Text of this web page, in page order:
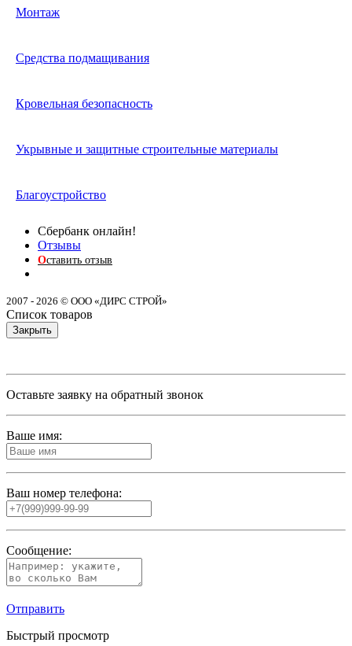
Монтаж
Средства подмащивания
Кровельная безопасность
Укрывные и защитные строительные материалы
Благоустройство
Сбербанк онлайн!
Отзывы
Оставить отзыв
2007 - 2026 © ООО «ДИРС СТРОЙ»
Список товаров
Закрыть
Оставьте заявку на обратный звонок
Ваше имя:
Ваш номер телефона:
Сообщение:
Отправить
Быстрый просмотр